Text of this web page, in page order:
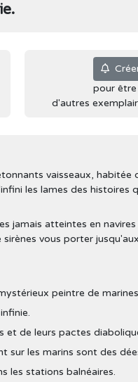
pour
d'autres
vaisseaux, habitée
les lames des histoires
jamais atteintes en
vous porter
peintre de
et de leurs pactes
sur les marins sont des
les stations balnéaires.